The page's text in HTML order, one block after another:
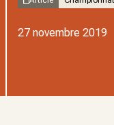
27 novembre 2019